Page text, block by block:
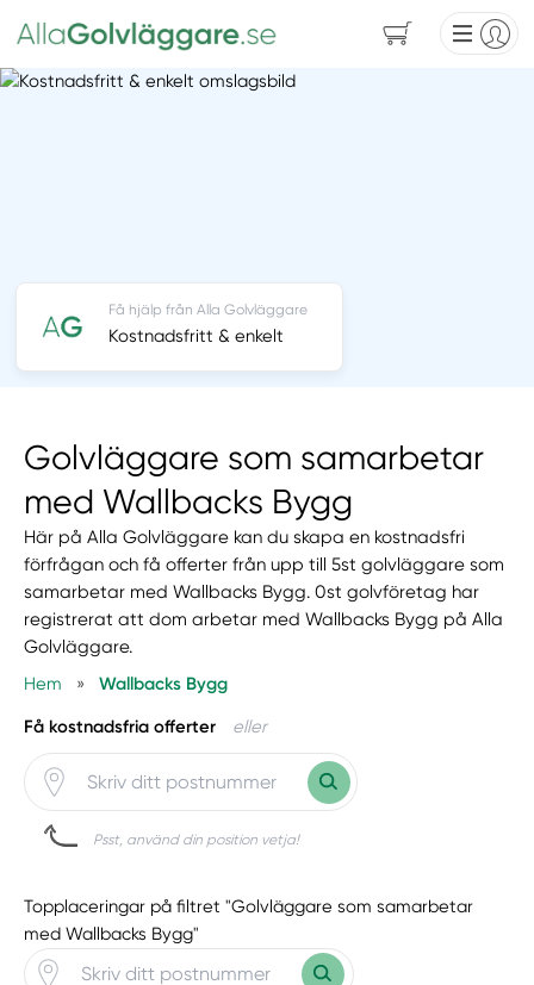
Golvläggare som samarbetar
med Wallbacks Bygg
Här på Alla Golvläggare kan du skapa en kostnadsfri
förfrågan och få offerter från upp till 5st golvläggare som
samarbetar med Wallbacks Bygg. 0st golvföretag har
registrerat att dom arbetar med Wallbacks Bygg på Alla
Golvläggare.
Hem
» Wallbacks Bygg
Få kostnadsfria offerter eller
Psst, använd din position vetja!
Få hjälp från Alla Golvläggare
Kostnadsfritt & enkelt
Topplaceringar på filtret "Golvläggare som samarbetar
med Wallbacks Bygg"